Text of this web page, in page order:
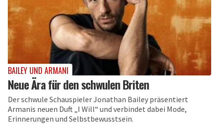
BAILEY UND ARMANI
Neue Ära für den schwulen Briten
Der schwule Schauspieler Jonathan Bailey präsentiert
Armanis neuen Duft „I Will“ und verbindet dabei Mode,
Erinnerungen und Selbstbewusstsein.